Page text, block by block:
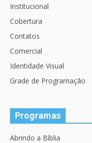
Institucional
Cobertura
Contatos
Comercial
Identidade Visual
Grade de Programação
Programas
Abrindo a Bíblia